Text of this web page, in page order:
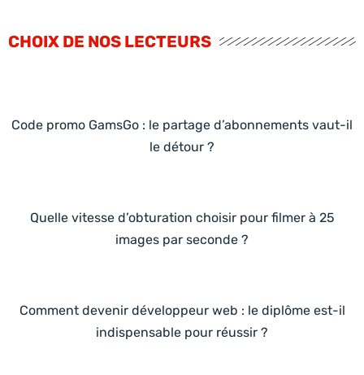
CHOIX DE NOS LECTEURS
Code promo GamsGo : le partage d’abonnements vaut-il
le détour ?
Quelle vitesse d’obturation choisir pour filmer à 25
images par seconde ?
Comment devenir développeur web : le diplôme est-il
indispensable pour réussir ?